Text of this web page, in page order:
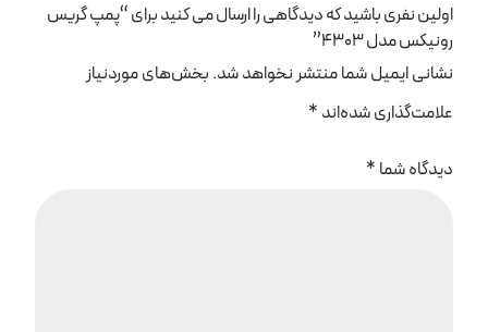
اولین نفری باشید که دیدگاهی را ارسال می کنید برای “پمپ گریس
رونیکس مدل 4303”
نشانی ایمیل شما منتشر نخواهد شد. بخش‌های موردنیاز
علامت‌گذاری شده‌اند *
دیدگاه شما *